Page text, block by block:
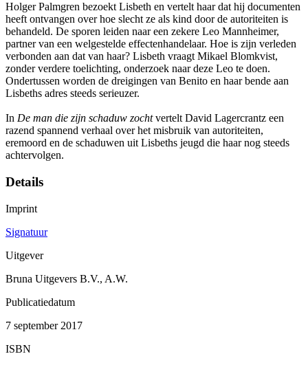
Holger Palmgren bezoekt Lisbeth en vertelt haar dat hij documenten
heeft ontvangen over hoe slecht ze als kind door de autoriteiten is
behandeld. De sporen leiden naar een zekere Leo Mannheimer,
partner van een welgestelde effectenhandelaar. Hoe is zijn verleden
verbonden aan dat van haar? Lisbeth vraagt Mikael Blomkvist,
zonder verdere toelichting, onderzoek naar deze Leo te doen.
Ondertussen worden de dreigingen van Benito en haar bende aan
Lisbeths adres steeds serieuzer.
In De man die zijn schaduw zochtvertelt David Lagercrantz een
razend spannend verhaal over het misbruik van autoriteiten,
eremoord en de schaduwen uit Lisbeths jeugd die haar nog steeds
achtervolgen.
Details
Imprint
Signatuur
Uitgever
Bruna Uitgevers B.V., A.W.
Publicatiedatum
7 september 2017
ISBN